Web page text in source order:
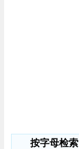
按字母检索